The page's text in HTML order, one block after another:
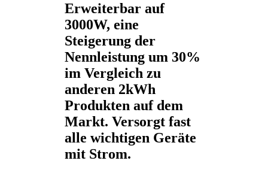
Erweiterbar auf
3000W, eine
Steigerung der
Nennleistung um 30%
im Vergleich zu
anderen 2kWh
Produkten auf dem
Markt. Versorgt fast
alle wichtigen Geräte
mit Strom.